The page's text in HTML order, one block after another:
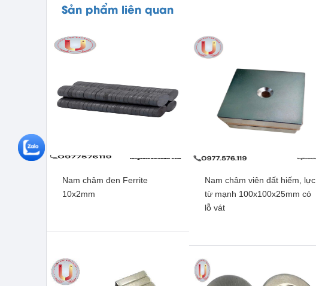
Sản phẩm liên quan
Nam châm đen Ferrite
10x2mm
Nam châm viên đất hiếm, lực
từ mạnh 100x100x25mm có
lỗ vát